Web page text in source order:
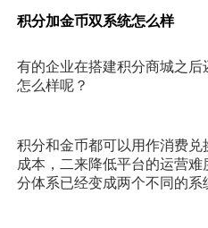
积分加金币双系统怎么样
有的企业在搭建积分商城之
怎么样呢？
积分和金币都可以用作消费
成本，二来降低平台的运营
分体系已经变成两个不同的